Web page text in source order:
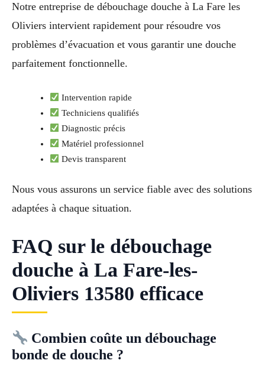
Notre entreprise de débouchage douche à La Fare les
Oliviers intervient rapidement pour résoudre vos
problèmes d’évacuation et vous garantir une douche
parfaitement fonctionnelle.
Intervention rapide
Techniciens qualifiés
Diagnostic précis
Matériel professionnel
Devis transparent
Nous vous assurons un service fiable avec des solutions
adaptées à chaque situation.
FAQ sur le débouchage
douche à La Fare-les-
Oliviers 13580 efficace
Combien coûte un débouchage
bonde de douche ?